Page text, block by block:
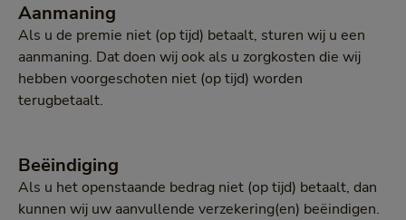
Aanmaning
Als u de premie niet (op tijd) betaalt, sturen wij u een
aanmaning. Dat doen wij ook als u zorgkosten die wij
hebben voorgeschoten niet (op tijd) worden
terugbetaalt.
Beëindiging
Als u het openstaande bedrag niet (op tijd) betaalt, dan
kunnen wij uw aanvullende verzekering(en) beëindigen.